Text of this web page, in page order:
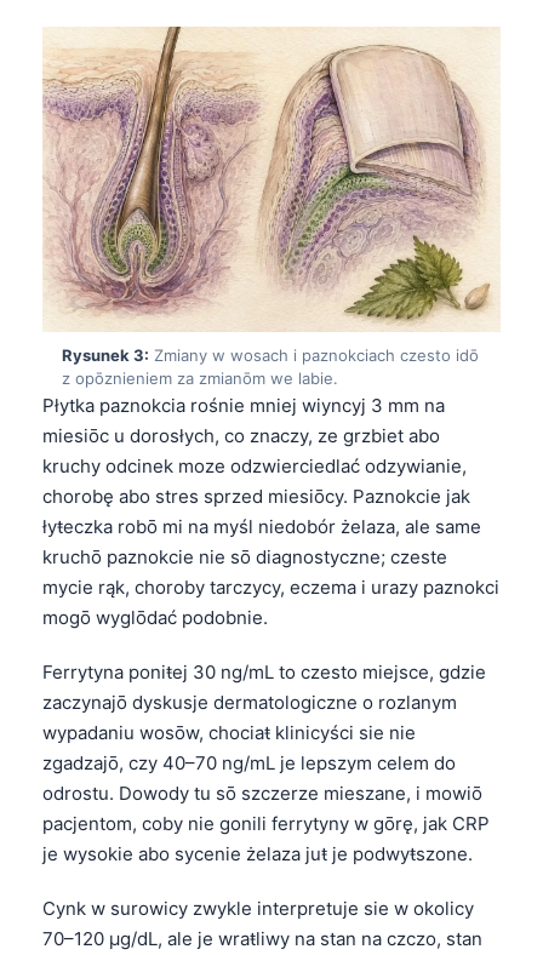
Rysunek 3: Zmiany w wosach i paznokciach czesto idō
z opōznieniem za zmianōm we labie.
Płytka paznokcia rośnie mniej wiyncyj 3 mm na
miesiōc u dorosłych, co znaczy, ze grzbiet abo
kruchy odcinek moze odzwierciedlać odzywianie,
chorobę abo stres sprzed miesiōcy. Paznokcie jak
łyŧeczka robō mi na myśl niedobór żelaza, ale same
kruchō paznokcie nie sō diagnostyczne; czeste
mycie rąk, choroby tarczycy, eczema i urazy paznokci
mogō wyglōdać podobnie.
Ferrytyna poniŧej 30 ng/mL to czesto miejsce, gdzie
zaczynajō dyskusje dermatologiczne o rozlanym
wypadaniu wosōw, chociaŧ klinicyści sie nie
zgadzajō, czy 40–70 ng/mL je lepszym celem do
odrostu. Dowody tu sō szczerze mieszane, i mowiō
pacjentom, coby nie gonili ferrytyny w gōrę, jak CRP
je wysokie abo sycenie żelaza juŧ je podwyŧszone.
Cynk w surowicy zwykle interpretuje sie w okolicy
70–120 µg/dL, ale je wraŧliwy na stan na czczo, stan